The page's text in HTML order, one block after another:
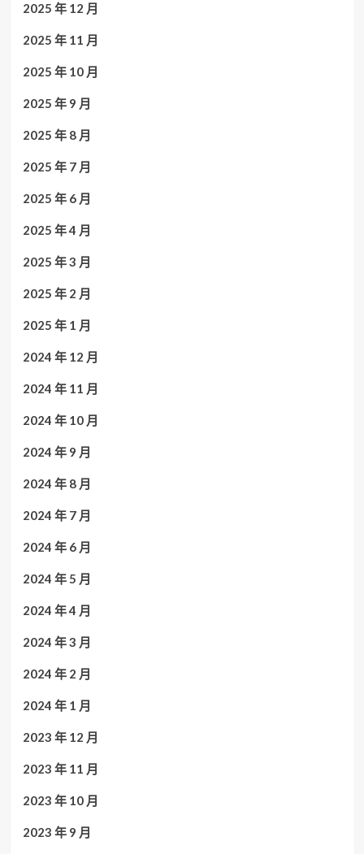
2025 年 12 月
2025 年 11 月
2025 年 10 月
2025 年 9 月
2025 年 8 月
2025 年 7 月
2025 年 6 月
2025 年 4 月
2025 年 3 月
2025 年 2 月
2025 年 1 月
2024 年 12 月
2024 年 11 月
2024 年 10 月
2024 年 9 月
2024 年 8 月
2024 年 7 月
2024 年 6 月
2024 年 5 月
2024 年 4 月
2024 年 3 月
2024 年 2 月
2024 年 1 月
2023 年 12 月
2023 年 11 月
2023 年 10 月
2023 年 9 月